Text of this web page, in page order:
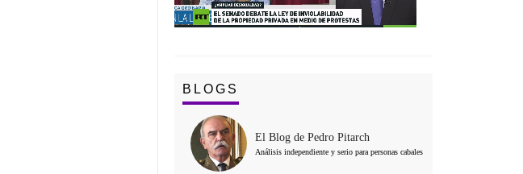
BLOGS
El Blog de Pedro Pitarch
Análisis independiente y serio para personas cabales